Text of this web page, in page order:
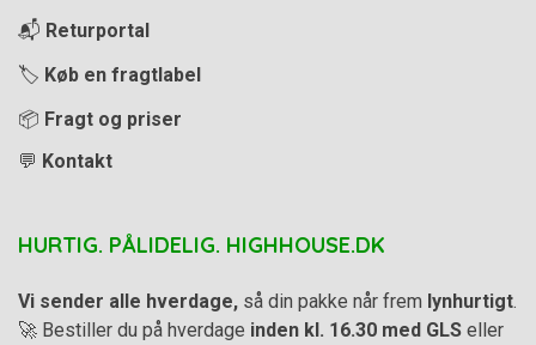
📬 Returportal
🏷️ Køb en fragtlabel
📦 Fragt og priser
💬 Kontakt
HURTIG. PÅLIDELIG. HIGHHOUSE.DK
Vi sender alle hverdage, så din pakke når frem lynhurtigt
🚀 Bestiller du på hverdage inden kl. 16.30 med GLS eller